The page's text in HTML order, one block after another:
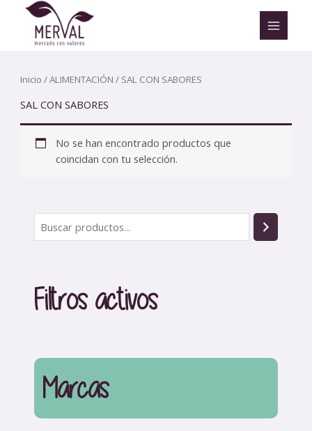
contenido
u
a
Filtros activos
Marcas
Inicio /ALIMENTACIÓN / SAL CON SABORES
SAL CON SABORES
No se han encontrado productos que
coincidan con tu selección.